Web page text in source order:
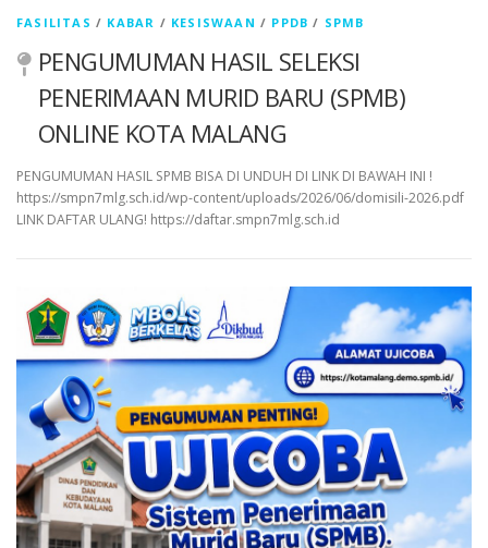
FASILITAS / KABAR / KESISWAAN / PPDB / SPMB
PENGUMUMAN HASIL SELEKSI
PENERIMAAN MURID BARU (SPMB)
ONLINE KOTA MALANG
PENGUMUMAN HASIL SPMB BISA DI UNDUH DI LINK DI BAWAH INI !
https://smpn7mlg.sch.id/wp-content/uploads/2026/06/domisili-2026.pdf
LINK DAFTAR ULANG! https://daftar.smpn7mlg.sch.id